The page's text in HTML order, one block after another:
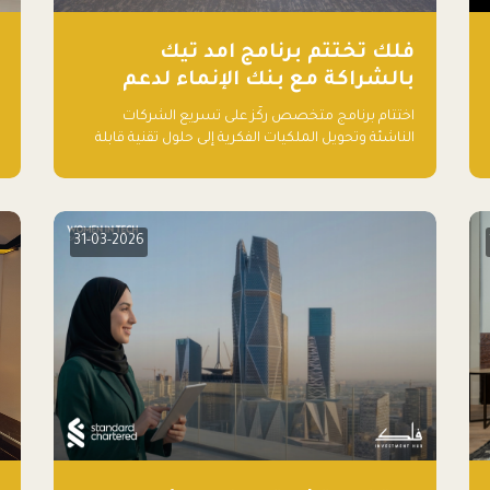
فلك تختتم برنامج امد تيك
بالشراكة مع بنك الإنماء لدعم
ابتكارات التقنية المالية
اختتام برنامج متخصص ركّز على تسريع الشركات
الناشئة وتحويل الملكيات الفكرية إلى حلول تقنية قابلة
31-03-2026